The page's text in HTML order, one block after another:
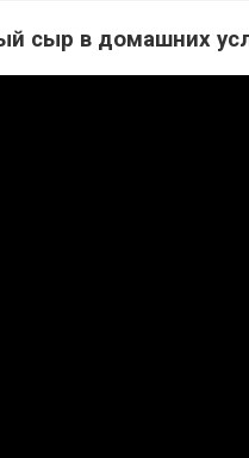
сыр в домашних